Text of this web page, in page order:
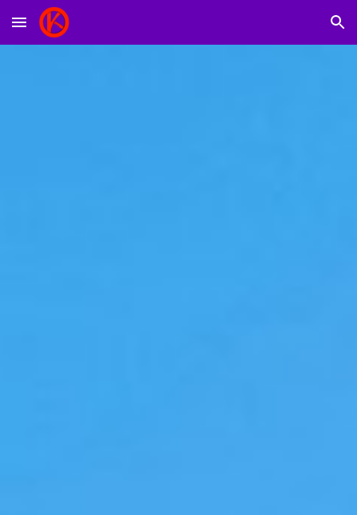
Skip to main content Skip to navigation